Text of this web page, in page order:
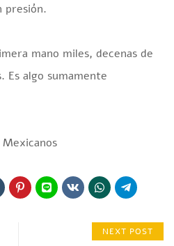
presión.
mano miles, decenas de
Es algo sumamente
NEXT POST